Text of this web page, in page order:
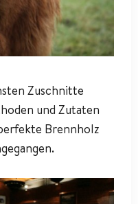
Zuschnitte
und Zutaten
Brennholz